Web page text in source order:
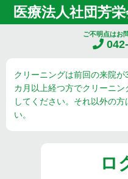
医療法人社団芳
ご不明点はお
クリーニングは前回の来院
カ月以上経つ方でクリーニ
してください。それ以外の
い。
ロ